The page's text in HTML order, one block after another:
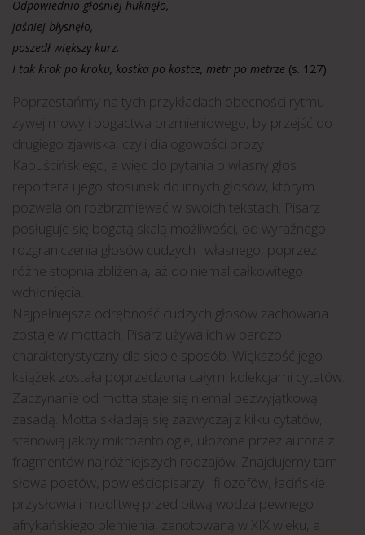
Odpowiednio głośniej huknęło,
jaśniej błysnęło,
poszedł większy kurz.
I tak krok po kroku, kostka po kostce, metr po metrze (s. 127).
Poprzestańmy na tych przykładach obecności rytmu
żywej mowy i bogactwa brzmieniowego, by przejść do
drugiego zjawiska, czyli dialogowości prozy
Kapuścińskiego, a więc do pytania o własny głos
reportera i jego stosunek do innych głosów, którym
pozwala on rozbrzmiewać w swoich tekstach. Pisarz
posługuje się bogatą skalą możliwości, od wyraźnego
rozgraniczenia głosów cudzych i własnego, poprzez
różne stopnia zbliżenia, aż do niemal całkowitego
wchłonięcia.
Najpełniejsza odrębność cudzych głosów zachowana
zostaje w mottach. Pisarz używa ich w bardzo
charakterystyczny dla siebie sposób. Większość jego
książek została poprzedzona całymi kolekcjami cytatów.
Zaczynanie od motta staje się niemal bezwyjątkową
zasadą. Motta składają się zazwyczaj z kilku cytatów,
stanowią jakby mikroantologie, ułożone przez autora z
fragmentów najróżniejszych rodzajów. Znajdujemy tam
słowa poetów, powieściopisarzy i filozofów, łacińskie
przysłowia i modlitwę przed bitwą wodza pewnego
afrykańskiego plemienia, zanotowaną w XIX wieku, a